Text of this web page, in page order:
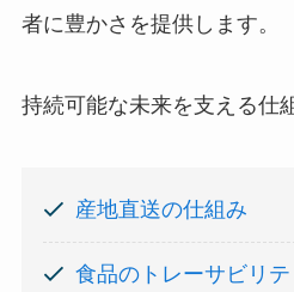
者に豊かさを提供します。
持続可能な未来を支える仕
産地直送の仕組み
食品のトレーサビリ